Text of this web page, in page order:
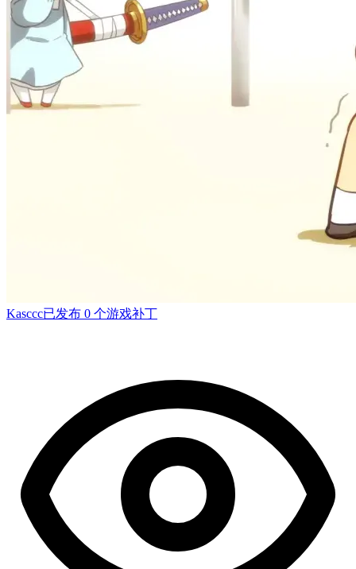
Kasccc已发布 0 个游戏补丁